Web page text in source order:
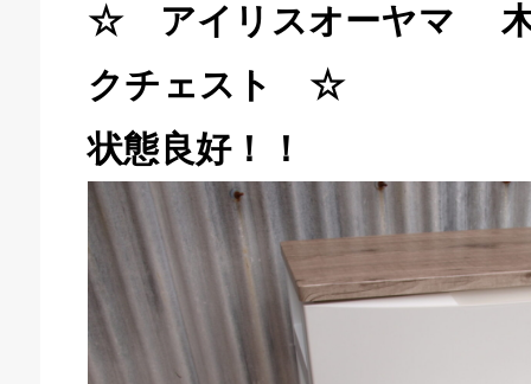
☆ アイリスオーヤマ 木
クチェスト ☆
状態良好！！